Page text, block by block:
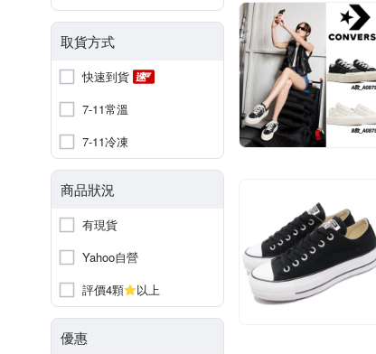
取貨方式
快速到貨
7-11常溫
7-11冷凍
商品狀況
有現貨
Yahoo自營
評價4顆
以上
優惠